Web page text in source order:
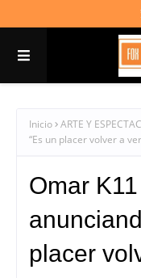
Inicio ARTE Y
“Es un placer volver a
Omar
placer